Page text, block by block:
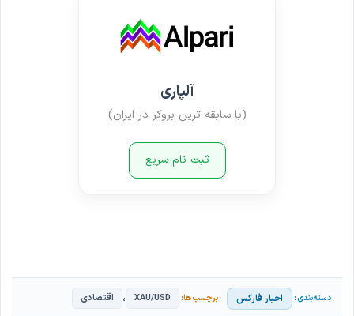
آلپاری
(با سابقه ترین بروکر در ایران)
ثبت نام سریع
اخبار فارکس XAU/USD ، اقتصادی